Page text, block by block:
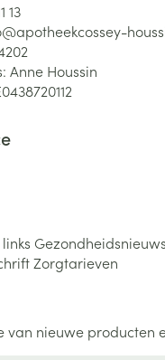
13
apotheekcossey-
Anne Houssin
Gezondheidsnieuws
Zorgtarieven
van nieuwe producten